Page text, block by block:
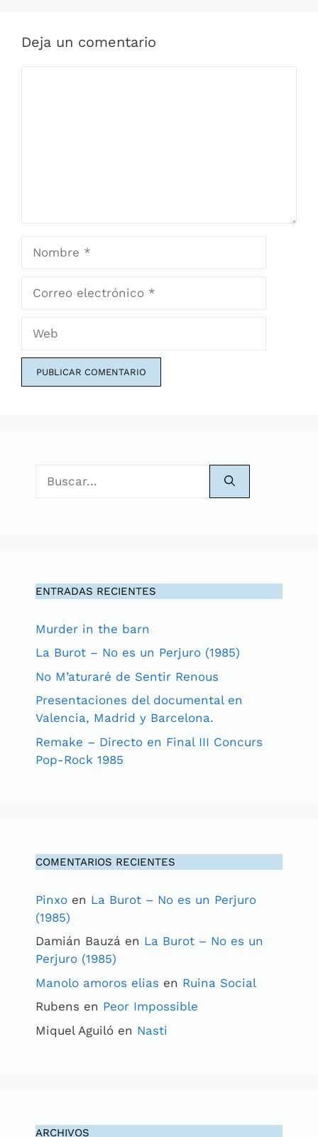
Deja un comentario
electrónico
ENTRADAS RECIENTES
Murder in the barn
La Burot – No es un Perjuro (1985)
No M’aturaré de Sentir Renous
Presentaciones del documental en
Valencia, Madrid y Barcelona.
Remake – Directo en Final III Concurs
Pop-Rock 1985
COMENTARIOS RECIENTES
Pinxo en La Burot – No es un Perjuro
(1985)
Damián Bauzá en La Burot – No es un
Perjuro (1985)
Manolo amoros elias en Ruina Social
Rubens en Peor Impossible
Miquel Aguiló en Nasti
ARCHIVOS